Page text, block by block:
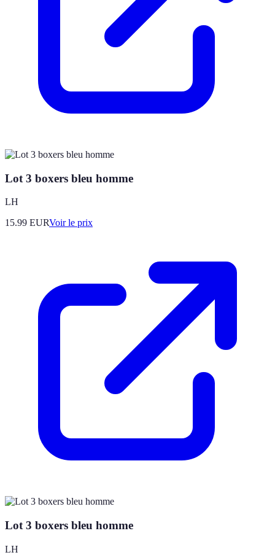
Lot 3 boxers bleu homme
LH
15.99 EURVoir le prix
Lot 3 boxers bleu homme
LH